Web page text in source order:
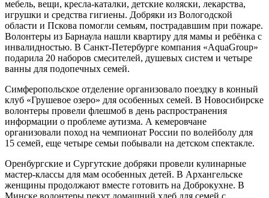
мебель, вещи, кресла-каталки, детские коляски, лекарства,
игрушки и средства гигиены. Добряки из Вологодской
области и Пскова помогли семьям, пострадавшим при пожаре.
Волонтеры из Барнаула нашли квартиру для мамы и ребёнка с
инвалидностью. В Санкт-Петербурге компания «AquaGroup»
подарила 20 наборов смесителей, душевых систем и четыре
ванны для подопечных семей.
Симферопольское отделение организовало поездку в конный
клуб «Грушевое озеро» для особенных семей. В Новосибирске
волонтеры провели флешмоб в день распространения
информации о проблеме аутизма. А кемеровчане
организовали поход на чемпионат России по волейболу для
15 семей, еще четыре семьи побывали на детском спектакле.
Оренбургские и Сургутские добряки провели кулинарные
мастер-классы для мам особенных детей. В Архангельске
женщины продолжают вместе готовить на Доброкухне. В
Минске волонтеры пекут домашний хлеб для семей с